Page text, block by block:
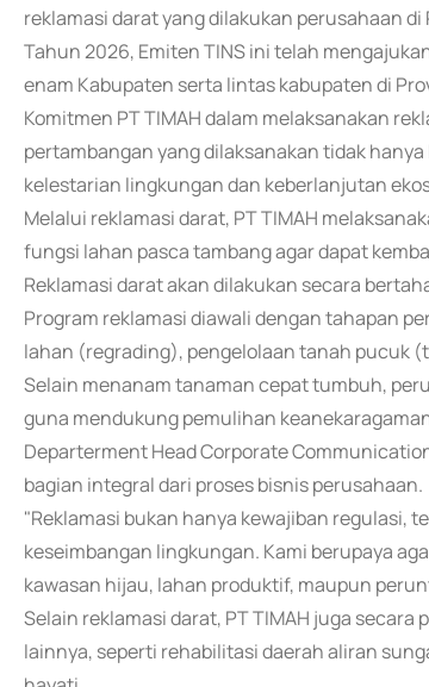
reklamasi darat yang dilakukan perusahaan
Tahun 2026, Emiten TINS ini telah
enam Kabupaten serta lintas kabupaten di
Komitmen PT TIMAH dalam melaksanakan
pertambangan yang dilaksanakan tidak
kelestarian lingkungan dan keberlanjutan
Melalui reklamasi darat, PT TIMAH
fungsi lahan pasca tambang agar dapat
Reklamasi darat akan dilakukan secara
Program reklamasi diawali dengan tahapan
lahan (regrading), pengelolaan tanah pucuk
Selain menanam tanaman cepat tumbuh,
guna mendukung pemulihan
Departerment Head Corporate
bagian integral dari proses bisnis perusahaan.
"Reklamasi bukan hanya kewajiban regulasi,
keseimbangan lingkungan. Kami berupaya
kawasan hijau, lahan produktif, maupun
Selain reklamasi darat, PT TIMAH juga
lainnya, seperti rehabilitasi daerah aliran